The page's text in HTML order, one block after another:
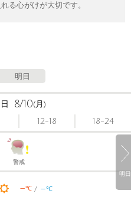
る心がけが大切です。
明日
明日
8/10(月)
12-18 18-24
警戒
-℃ -℃